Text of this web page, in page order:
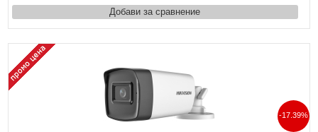
Добави за сравнение
-17.39%